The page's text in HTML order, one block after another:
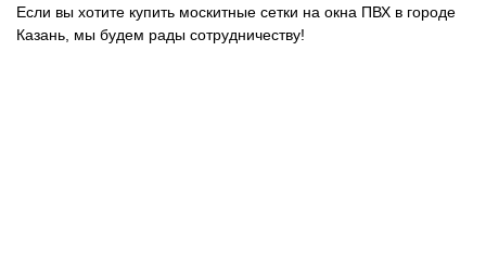
Если вы хотите купить москитные сетки на окна ПВХ в городе
Казань, мы будем рады сотрудничеству!